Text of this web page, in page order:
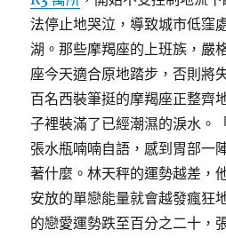
法停止地哭泣，導致城市低窪
湖。那些摩羯座的上班族，嚴
座今天適合原地踏步，否則將
百名西裝筆挺的摩羯座正整齊
子裡裝滿了已經潮濕的淚水。
張水瓶喃喃自語，感到胃部一
著什麼。林天秤的運勢越差，
安放的單戀能量就會越發瘋狂
的戀愛運勢跌至百分之二十，